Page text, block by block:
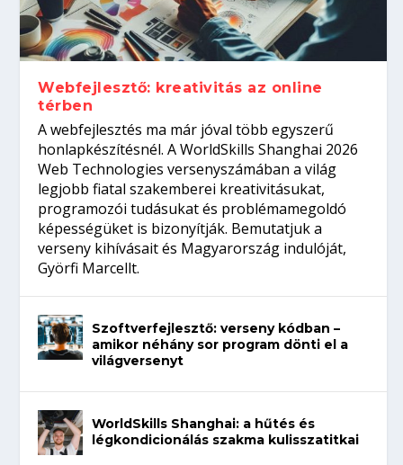
Hogyan készíts ATS-barát önéletrajzot?
Így növelheted az esélyedet az
állásinterjúra...
Kitalálod, mire használják ezeket a
gépeket?
Nem sikerült az egyetemi felvételi?
Tanulj szakmát!
Szoftverfejlesztő: verseny kódban –
amikor néhány sor program dönti el a
világversenyt...
Webfejlesztő: kreativitás az online
térben
A webfejlesztés ma már jóval több egyszerű
honlapkészítésnél. A WorldSkills Shanghai 2026
Web Technologies versenyszámában a világ
legjobb fiatal szakemberei kreativitásukat,
programozói tudásukat és problémamegoldó
képességüket is bizonyítják. Bemutatjuk a
verseny kihívásait és Magyarország indulóját,
Györfi Marcellt.
Szoftverfejlesztő: verseny kódban –
amikor néhány sor program dönti el a
világversenyt
WorldSkills Shanghai: a hűtés és
légkondicionálás szakma kulisszatitkai